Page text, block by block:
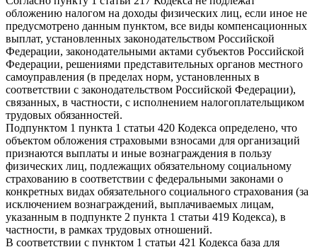
обложению налогом на доходы физических лиц, если иное не
предусмотрено данным пунктом, все виды компенсационных
выплат, установленных законодательством Российской
Федерации, законодательными актами субъектов Российской
Федерации, решениями представительных органов местного
самоуправления (в пределах норм, установленных в
соответствии с законодательством Российской Федерации),
связанных, в частности, с исполнением налогоплательщиком
трудовых обязанностей.
Подпунктом 1 пункта 1 статьи 420 Кодекса определено, что
объектом обложения страховыми взносами для организаций
признаются выплаты и иные вознаграждения в пользу
физических лиц, подлежащих обязательному социальному
страхованию в соответствии с федеральными законами о
конкретных видах обязательного социального страхования (за
исключением вознаграждений, выплачиваемых лицам,
указанным в подпункте 2 пункта 1 статьи 419 Кодекса), в
частности, в рамках трудовых отношений.
В соответствии с пунктом 1 статьи 421 Кодекса база для